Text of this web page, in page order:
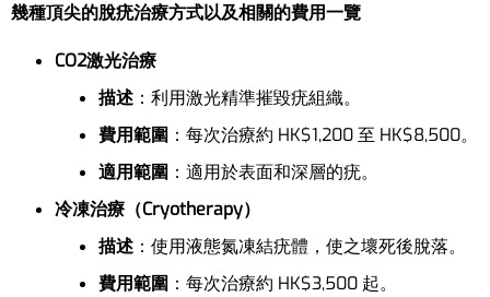
幾種頂尖的脫疣治療方式以及相關的費用一覽
CO2激光治療
描述 ：利用激光精準摧毀疣組織。
費用範圍 ：每次治療約 HK$1,200 至 HK$8,500。
適用範圍 ：適用於表面和深層的疣。
冷凍治療（Cryotherapy）
描述 ：使用液態氮凍結疣體，使之壞死後脫落。
費用範圍 ：每次治療約 HK$3,500 起。